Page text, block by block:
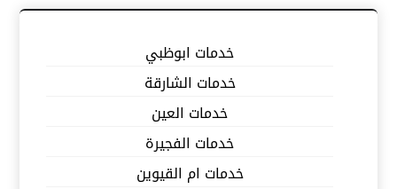
خدمات ابوظبي
خدمات الشارقة
خدمات العين
خدمات الفجيرة
خدمات ام القيوين